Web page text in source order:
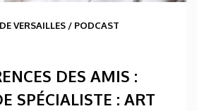
VERSAILLES / PODCAST
DES AMIS :
SPÉCIALISTE : ART